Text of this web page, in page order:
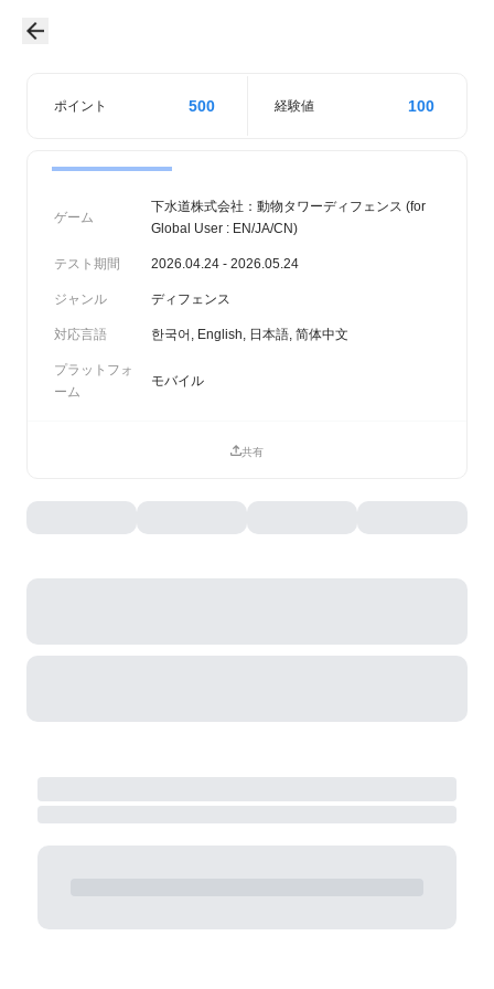
ポイント 500 経験値 100
ゲーム
下水道株式会社：動物タワーディフェンス (for
Global User : EN/JA/CN)
テスト期間 2026.04.24 - 2026.05.24
ジャンル ディフェンス
対応言語 한국어, English, 日本語, 简体中文
プラットフォ
ーム
モバイル
共有